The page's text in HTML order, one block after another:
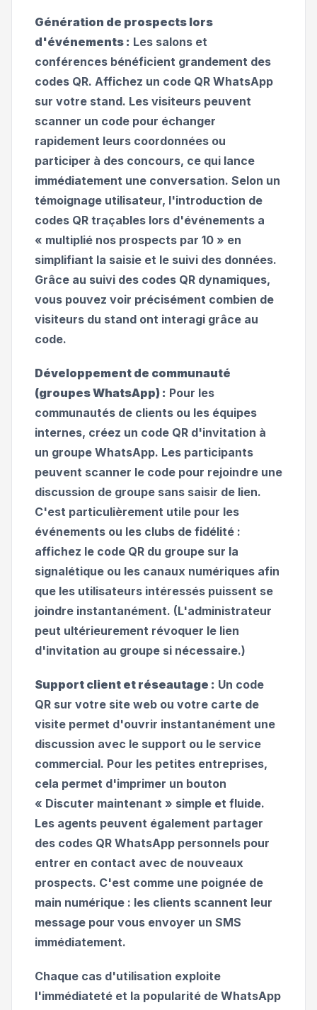
Génération de prospects lors
d'événements : Les salons et
conférences bénéficient grandement des
codes QR. Affichez un code QR WhatsApp
sur votre stand. Les visiteurs peuvent
scanner un code pour échanger
rapidement leurs coordonnées ou
participer à des concours, ce qui lance
immédiatement une conversation. Selon un
témoignage utilisateur, l'introduction de
codes QR traçables lors d'événements a
« multiplié nos prospects par 10 » en
simplifiant la saisie et le suivi des données.
Grâce au suivi des codes QR dynamiques,
vous pouvez voir précisément combien de
visiteurs du stand ont interagi grâce au
code.
Développement de communauté
(groupes WhatsApp) : Pour les
communautés de clients ou les équipes
internes, créez un code QR d'invitation à
un groupe WhatsApp. Les participants
peuvent scanner le code pour rejoindre une
discussion de groupe sans saisir de lien.
C'est particulièrement utile pour les
événements ou les clubs de fidélité :
affichez le code QR du groupe sur la
signalétique ou les canaux numériques afin
que les utilisateurs intéressés puissent se
joindre instantanément. (L'administrateur
peut ultérieurement révoquer le lien
d'invitation au groupe si nécessaire.)
Support client et réseautage : Un code
QR sur votre site web ou votre carte de
visite permet d'ouvrir instantanément une
discussion avec le support ou le service
commercial. Pour les petites entreprises,
cela permet d'imprimer un bouton
« Discuter maintenant » simple et fluide.
Les agents peuvent également partager
des codes QR WhatsApp personnels pour
entrer en contact avec de nouveaux
prospects. C'est comme une poignée de
main numérique : les clients scannent leur
message pour vous envoyer un SMS
immédiatement.
Chaque cas d'utilisation exploite
l'immédiateté et la popularité de WhatsApp